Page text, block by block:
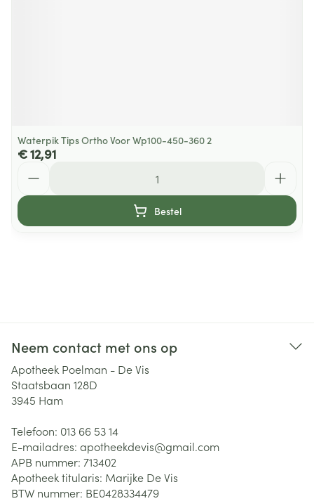
Waterpik Tips Ortho Voor Wp100-450-360 2
€ 12,91
Bestel
Neem contact met ons op
Apotheek Poelman - De Vis
Staatsbaan 128D
3945 Ham
Telefoon: 013 66 53 14
E-mailadres: apotheekdevis@gmail.com
APB nummer: 713402
Apotheek titularis: Marijke De Vis
BTW nummer: BE0428334479